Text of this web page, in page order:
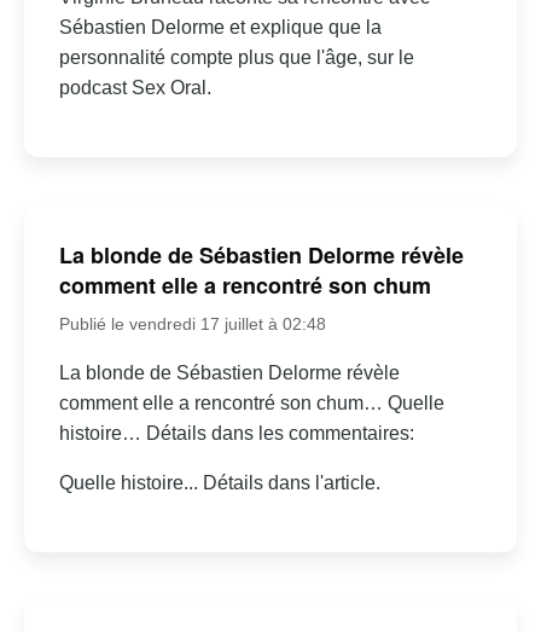
Sébastien Delorme et explique que la
personnalité compte plus que l'âge, sur le
podcast Sex Oral.
La blonde de Sébastien Delorme révèle
comment elle a rencontré son chum
Publié le vendredi 17 juillet à 02:48
La blonde de Sébastien Delorme révèle
comment elle a rencontré son chum… Quelle
histoire… Détails dans les commentaires:
Quelle histoire... Détails dans l'article.